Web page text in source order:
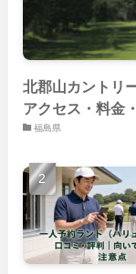
(26)
北郡山カントリ
アクセス・料金
福島県